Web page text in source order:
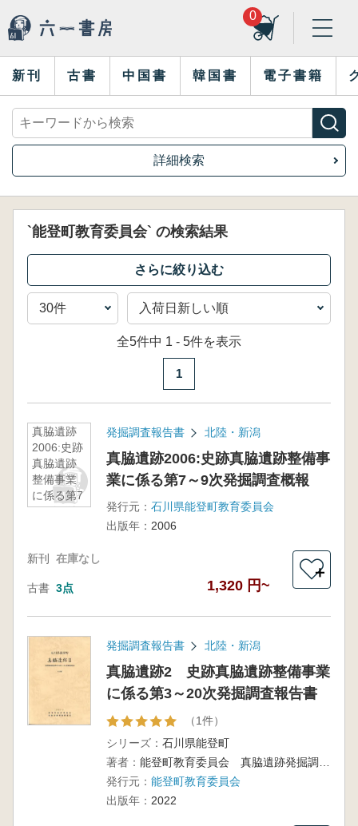
0
新刊 古書 中国書 韓国書 電子書籍
詳細検索
`能登町教育委員会` の検索結果
全5件中 1 - 5件を表示
1
真脇遺跡
2006:史跡
真脇遺跡
整備事業
に係る第7
～9次発掘
発掘調査報告書 北陸・新潟
真脇遺跡2006:史跡真脇遺跡整備事
業に係る第7～9次発掘調査概報
発行元： 石川県能登町教育委員会
出版年： 2006
新刊 在庫なし
古書 3点 1,320 円~
＋
発掘調査報告書 北陸・新潟
真脇遺跡2 史跡真脇遺跡整備事業
に係る第3～20次発掘調査報告書
（1件）
シリーズ： 石川県能登町
著者：
発行元： 能登町教育委員会
出版年： 2022